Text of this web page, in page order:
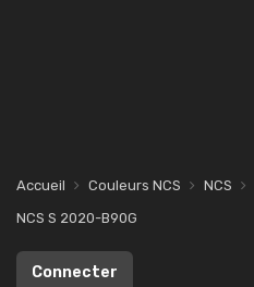
Accueil Couleurs NCS NCS
NCS S 2020-B90G
Connecter